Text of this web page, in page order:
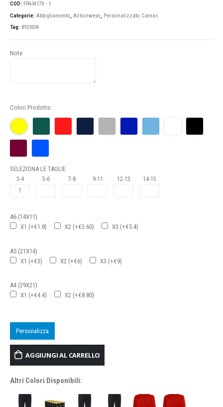
COD: FR634170 - 1
Categorie: Abbigliamento, Actionwear, Personalizzato Camac
Tag: 8923034
Note
Colori Prodotto
SELEZIONA LE TAGLIE
3-4 5-6 7-8 9-11 12-13 14-15
A6 (14X11)
X1 (+€1.8)
X2 (+€3.60) X3 (+€5.4)
A5 (21X14)
X1 (+€3)
X2 (+€6) X3 (+€9)
A4 (29X21)
X1 (+€4.4)
X2 (+€8.80)
Personalizza
AGGIUNGI AL CARRELLO
Altri Colori Disponibili: